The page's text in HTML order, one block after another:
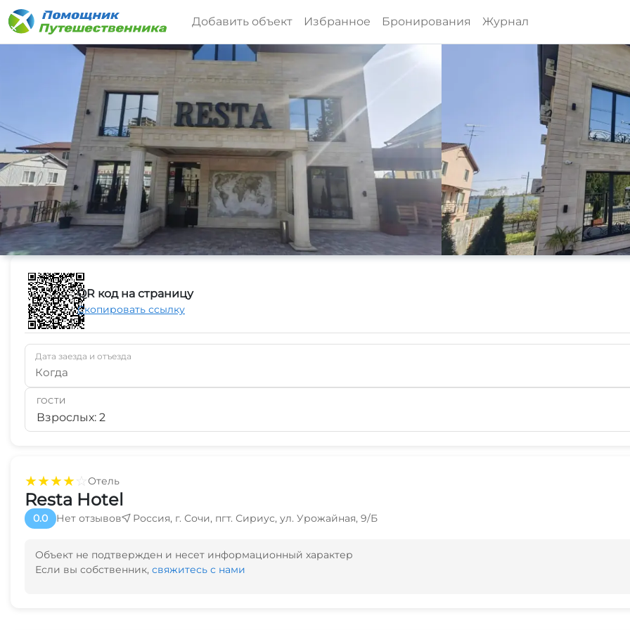
Добавить объект Избранное Бронирования Журнал
★★★★☆Отель
Resta Hotel
0.0 Нет отзывов Россия, г. Сочи, пгт. Сириус, ул. Урожайная, 9/Б
Объект не подтвержден и несет информационный характер
Если вы собственник, свяжитесь с нами
QR код на страницу
Скопировать ссылку
Дата заезда и отъезда
Когда
ГОСТИ
Взрослых: 2